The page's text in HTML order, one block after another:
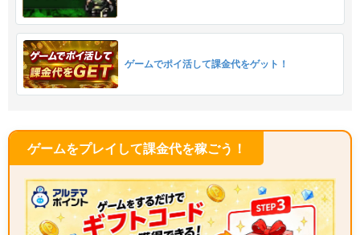
ゲームでポイ活して課金代をゲット！
ゲームをプレイして課金代を稼ごう！